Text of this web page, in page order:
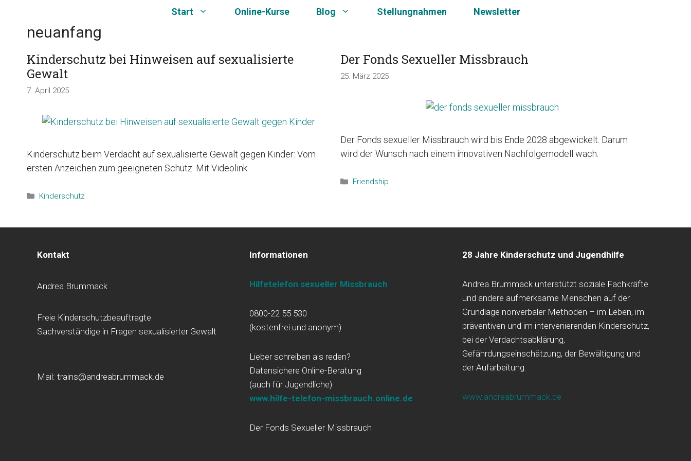
springen
Start Online-Kurse Blog Stellungnahmen Newsletter
neuanfang
Kinderschutz bei Hinweisen auf sexualisierte
Gewalt
7. April 2025
Kinderschutz beim Verdacht auf sexualisierte Gewalt gegen Kinder: Vom
ersten Anzeichen zum geeigneten Schutz. Mit Videolink.
Kategorien
Kinderschutz
Der Fonds Sexueller Missbrauch
25. März 2025
Der Fonds sexueller Missbrauch wird bis Ende 2028 abgewickelt. Darum
wird der Wunsch nach einem innovativen Nachfolgemodell wach.
Kategorien
Friendship
Kontakt
Andrea Brummack
Freie Kinderschutzbeauftragte
Sachverständige in Fragen sexualisierter Gewalt
Mail: trains@andreabrummack.de
Informationen
Hilfetelefon sexueller Missbrauch
0800-22 55 530
(kostenfrei und anonym)
Lieber schreiben als reden?
Datensichere Online-Beratung
(auch für Jugendliche)
www.hilfe-telefon-missbrauch.online.de
Der Fonds Sexueller Missbrauch
28 Jahre Kinderschutz und Jugendhilfe
Andrea Brummack unterstützt soziale Fachkräfte
und andere aufmerksame Menschen auf der
Grundlage nonverbaler Methoden – im Leben, im
präventiven und im intervenierenden Kinderschutz,
bei der Verdachtsabklärung,
Gefährdungseinschätzung, der Bewältigung und
der Aufarbeitung.
www.andreabrummack.de